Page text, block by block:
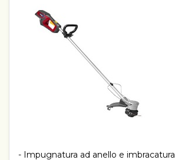
- Impugnatura ad anello e imbracatura